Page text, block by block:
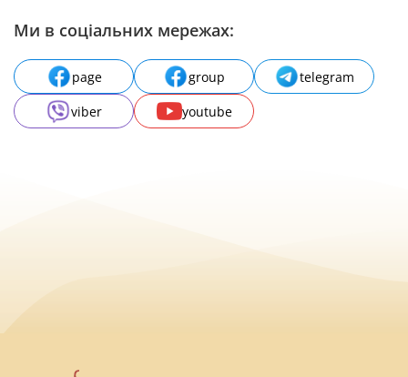
Ми в соціальних мережах:
page group
telegram
viber
youtube